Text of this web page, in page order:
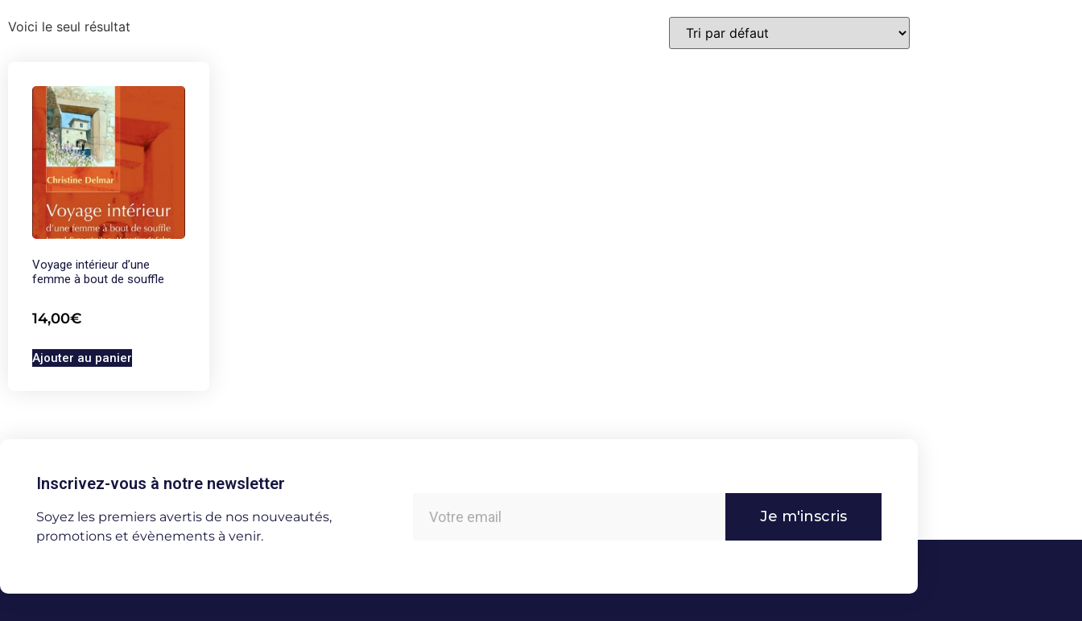
Voici le seul résultat
Voyage intérieur d’une
femme à bout de souffle
14,00€
Ajouter au panier
Inscrivez-vous à notre newsletter
Soyez les premiers avertis de nos nouveautés,
promotions et évènements à venir.
Je m'inscris